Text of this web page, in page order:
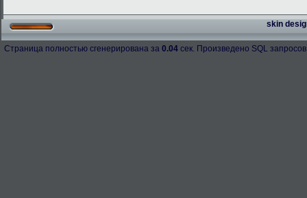
skin
Страница полностью сгенерирована за 0.04 сек. Произведено SQL